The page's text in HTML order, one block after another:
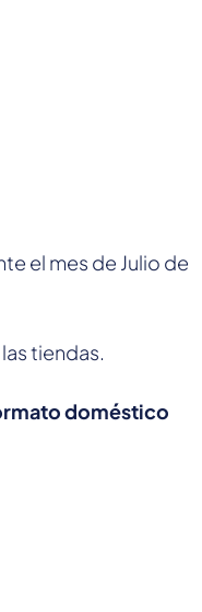
el mes de Julio de
tiendas.
doméstico